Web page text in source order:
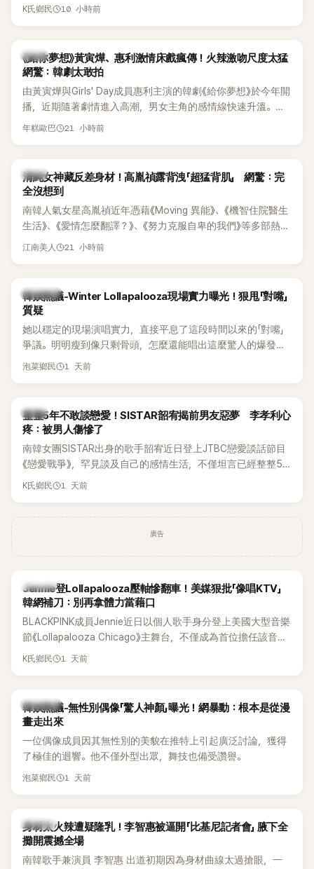
終不幸身亡，消息曝光後震驚韓網，也讓不少粉絲湧入社群平
K氏鄉民 10 小時前
韓劇
《給你夢想》黃寅燁、惠利激情床戲瘋傳！火辣激吻尺度太猛
網驚：韓劇太敢拍
由黃寅燁與Girls' Day成員惠利主演的韓劇《給你夢想》於今年開
播，近期隨著劇情進入高潮，男女主角的感情線快速升溫。最
新播出的第8集不僅上演火辣吻戲，更接連出現床戲橋段，讓
年糕歐巴 21 小時前
韓星
清純女神藏反差身材！高胤禎露背洩「超猛背肌」 網驚：完
全沒想到
南韓人氣女星高胤禎近年憑藉《Moving 異能》、《機智住院醫生
生活》、《愛情怎麼翻譯？》、《努力克服自卑的我們》等多部熱門
作品，躍升為韓劇新一代女神代表，不僅演技備受肯定，精緻
細身材下的超狂背肌與肩膀線條，反差感十足，讓不少網友看
傻直呼：「原來她身材這麼猛！」
江南美人 21 小時前
熱議討論
韓娛熱議-Winter Lollapalooza現場實力曝光！狠甩「對嘴」
質疑
她以穩定的現場演唱實力，直接平息了這段時間以來的「對嘴」
爭議。明明瘦到像只剩骨頭，怎麼還能唱出這麼驚人的爆發力
和音量？
泡菜鄉民 1 天前
韓星
整整5年不敢談戀愛！SISTAR韶宥揭前男友惡夢 李孝利心
疼：被男人傷慘了
南韓女團SISTAR出身的歌手韶宥近日登上JTBC戀愛談話節目
《戀愛戰爭》，罕見談及自己的感情生活，不僅坦言已經整整5
年沒有談戀愛，更首度透露空窗至今的原因，全與上一段戀情
K氏鄉民 1 天前
廣告
K-POP
Jennie登Lollapalooza壓軸慘翻車！美媒狠批「像唱KTV」
韓網補刀：別再拿體力當藉口
BLACKPINK成員Jennie近日以個人歌手身分登上美國大型音樂
節《Lollapalooza Chicago》主舞台，不僅成為首位擔任該音樂
節Headliner（壓軸主秀）的K-POP女SOLO歌手，寫下全新紀
形容整場演出「就像一場豪華KTV」。
K氏鄉民 1 天前
熱議討論
韓娛熱議-無性別偶像「驚人神顏」曝光！網暴動：根本是從漫
畫走出來
一位偶像成員因其無性別的美貌在推特上引起廣泛討論，獲得
了極佳的迴響。他不僅外型出眾，舞技也備受讚譽。
泡菜鄉民 1 天前
K-POP
身材太火辣遭疑隆乳！李智惠被逼開「比基尼記者會」 腋下全
攤開震撼全場
南韓歌手兼演員 李智惠 出道初期因為身材曲線太過搶眼，一